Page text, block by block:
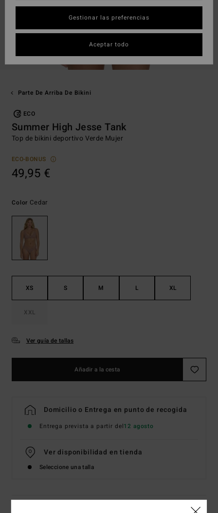
Parte De Arriba De Bikini
ECO
Summer High Jesse Tank
Top de bikini deportivo Verde Mujer
ECO-BONUS
49,95 €
Color Cedar
XS S M L XL
XXL
Ver guía de tallas
Añadir a la cesta
Domicilio o Entrega en punto de recogida
Entrega prevista a partir del12 agosto
Ver disponibilidad en tienda
Seleccione una talla
Gestionar las preferencias
Aceptar todo